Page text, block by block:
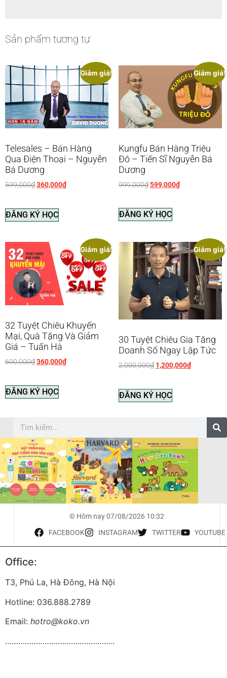
Sản phẩm tương tự
Giảm giá!
Telesales – Bán Hàng
Qua Điện Thoại – Nguyễn
Bá Dương
599,000₫360,000₫
ĐĂNG KÝ HỌC
Giảm giá!
Kungfu Bán Hàng Triệu
Đô – Tiến Sĩ Nguyễn Bá
Dương
999,000₫599,000₫
ĐĂNG KÝ HỌC
Giảm giá!
32 Tuyệt Chiêu Khuyến
Mại, Quà Tặng Và Giảm
Giá – Tuấn Hà
600,000₫360,000₫
ĐĂNG KÝ HỌC
Giảm giá!
30 Tuyệt Chiêu Gia Tăng
Doanh Số Ngay Lập Tức
2,000,000₫ 1,200,000₫
ĐĂNG KÝ HỌC
© Hôm nay 07/08/2026 10:32
FACEBOOK INSTAGRAM TWITTER YOUTUBE
Office:
T3, Phú La, Hà Đông, Hà Nội
Hotline: 036.888.2789
Email: hotro@koko.vn
…………………………………………..